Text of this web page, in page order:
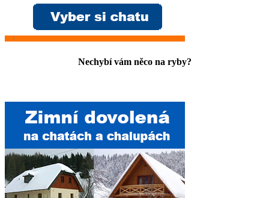
Nechybí vám něco na ryby?